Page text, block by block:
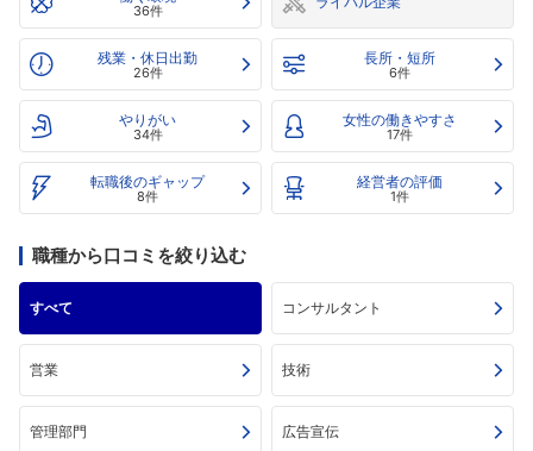
36件
残業・休日出勤
26件
長所・短所
6件
やりがい
34件
女性の働きやすさ
17件
転職後のギャップ
8件
経営者の評価
1件
職種から口コミを絞り込む
すべて コンサルタント
営業 技術
管理部門 広告宣伝